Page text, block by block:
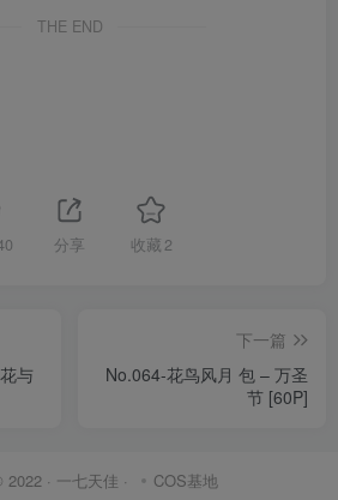
THE END
分享 收藏 2
与
下一篇
No.064-花鸟风月 包 – 万圣
节 [60P]
· 一七天佳 · COS基地